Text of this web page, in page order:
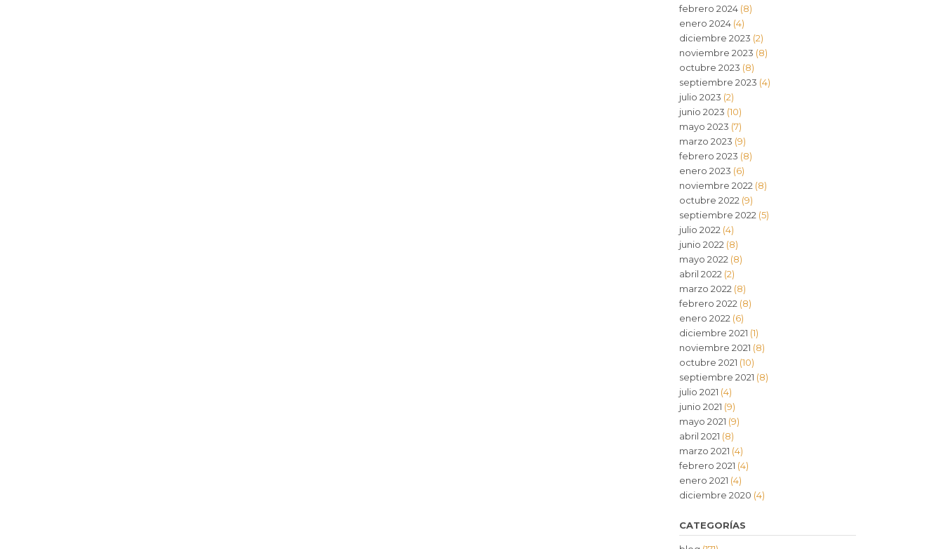
febrero 2024(8)
enero 2024(4)
diciembre 2023 (2)
noviembre 2023 (8)
octubre 2023 (8)
septiembre 2023 (4)
julio 2023 (2)
junio 2023 (10)
mayo 2023 (7)
marzo 2023 (9)
febrero 2023 (8)
enero 2023 (6)
noviembre 2022 (8)
octubre 2022 (9)
septiembre 2022 (5)
julio 2022 (4)
junio 2022 (8)
mayo 2022 (8)
abril 2022 (2)
marzo 2022 (8)
febrero 2022 (8)
enero 2022 (6)
diciembre 2021 (1)
noviembre 2021 (8)
octubre 2021 (10)
septiembre 2021 (8)
julio 2021 (4)
junio 2021 (9)
mayo 2021 (9)
abril 2021 (8)
marzo 2021 (4)
febrero 2021 (4)
enero 2021 (4)
diciembre 2020 (4)
CATEGORÍAS